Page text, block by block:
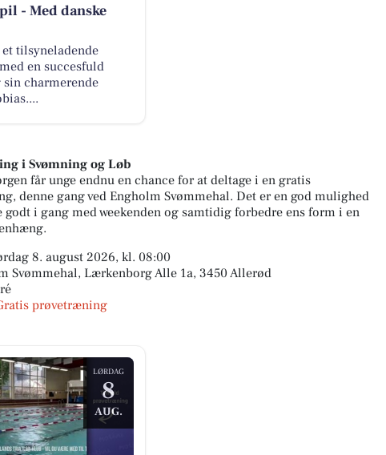
- Med danske
tilsyneladende
en succesfuld
charmerende
i Svømning og Løb
får unge endnu en chance for at deltage i en gratis
denne gang ved Engholm Svømmehal. Det er en god mulighed
godt i gang med weekenden og samtidig forbedre ens form i en
8. august 2026, kl. 08:00
Svømmehal, Lærkenborg Alle 1a, 3450 Allerød
prøvetræning
LØRDAG
8
AUG.